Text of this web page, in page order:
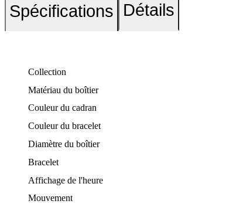
Spécifications Détails
Collection
Matériau du boîtier
Couleur du cadran
Couleur du bracelet
Diamètre du boîtier
Bracelet
Affichage de l'heure
Mouvement